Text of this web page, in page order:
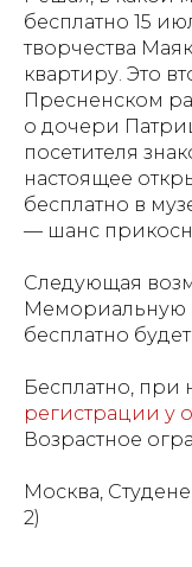
бесплатно 15
творчества
квартиру. Это
Пресненском
о дочери
посетителя
настоящее
бесплатно в
— шанс
Следующая
Мемориальную
бесплатно будет
Бесплатно, при
регистрации у
Возрастное
Москва,
2)